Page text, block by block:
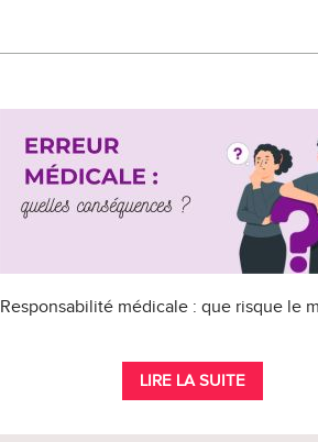
Responsabilité médicale : que risque le
LIRE LA SUITE